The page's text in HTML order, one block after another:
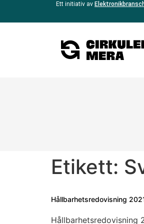
Ett initiativ av
Etikett:
Hållbarhetsredovisning
Hållbarhetsredovisning